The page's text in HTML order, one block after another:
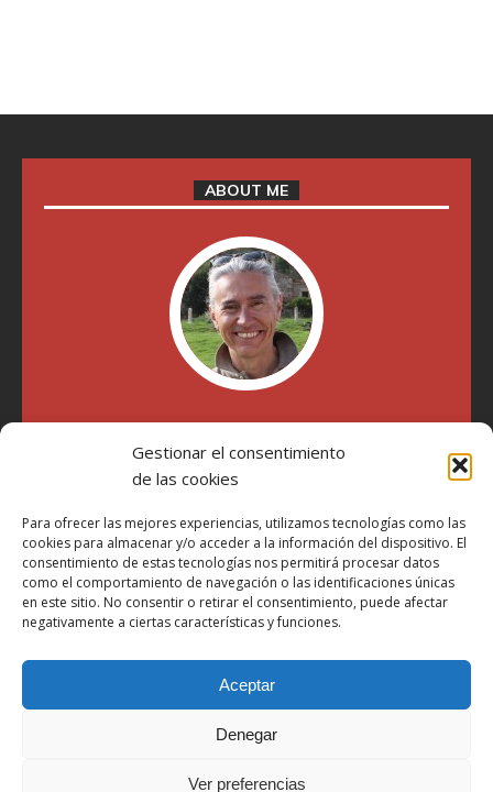
Gestionar el consentimiento
de las cookies
Para ofrecer las mejores experiencias, utilizamos tecnologías como las
cookies para almacenar y/o acceder a la información del dispositivo. El
consentimiento de estas tecnologías nos permitirá procesar datos
como el comportamiento de navegación o las identificaciones únicas
en este sitio. No consentir o retirar el consentimiento, puede afectar
negativamente a ciertas características y funciones.
Aceptar
Denegar
Ver preferencias
ABOUT ME
"Soy Manel Hospido, nací en Valencia en 1969 y desde el
año 2007 he escrito sobre motos en distintos medios.
Millatrece.com es una apuesta por escribir sobre lo que me
participa"
Aviso Legal
Política de Privacidad
Más Información sobre Cookies